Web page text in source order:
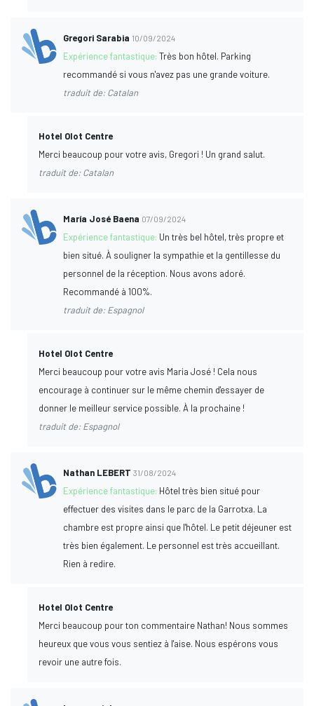
Gregori Sarabia 10/09/2024
Expérience fantastique:Très bon hôtel. Parking
recommandé si vous n'avez pas une grande voiture.
traduit de: Catalan
Hotel Olot Centre
Merci beaucoup pour votre avis, Gregori ! Un grand salut.
traduit de: Catalan
María José Baena 07/09/2024
Expérience fantastique: Un très bel hôtel, très propre et
bien situé. À souligner la sympathie et la gentillesse du
personnel de la réception. Nous avons adoré.
Recommandé à 100%.
traduit de: Espagnol
Hotel Olot Centre
Merci beaucoup pour votre avis Maria José ! Cela nous
encourage à continuer sur le même chemin d'essayer de
donner le meilleur service possible. À la prochaine !
traduit de: Espagnol
Nathan LEBERT 31/08/2024
Expérience fantastique: Hôtel très bien situé pour
effectuer des visites dans le parc de la Garrotxa. La
chambre est propre ainsi que l'hôtel. Le petit déjeuner est
très bien également. Le personnel est très accueillant.
Rien à redire.
Hotel Olot Centre
Merci beaucoup pour ton commentaire Nathan! Nous sommes
heureux que vous vous sentiez à l'aise. Nous espérons vous
revoir une autre fois.